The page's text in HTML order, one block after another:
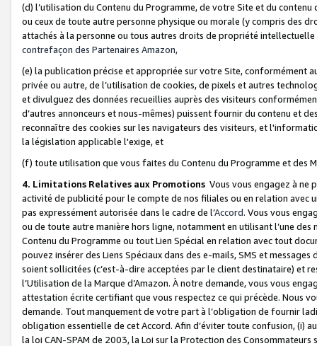
(d) l’utilisation du Contenu du Programme, de votre Site et du
ou ceux de toute autre personne physique ou morale (y compris des
attachés à la personne ou tous autres droits de propriété
contrefaçon des Partenaires Amazon,
(e) la publication précise et appropriée sur votre Site, conformément
privée ou autre, de l’utilisation de cookies, de pixels et autres
et divulguez des données recueillies auprès des visiteurs
d’autres annonceurs et nous-mêmes) puissent fournir du contenu et
reconnaître des cookies sur les navigateurs des visiteurs, et
la législation applicable l'exige, et
(f) toute utilisation que vous faites du Contenu du Programme et des
4. Limitations Relatives aux Promotions Vous vous engagez à ne
activité de publicité pour le compte de nos filiales ou en relation avec
pas expressément autorisée dans le cadre de l’Accord. Vous vous
ou de toute autre manière hors ligne, notamment en utilisant l’une
Contenu du Programme ou tout Lien Spécial en relation avec tout
pouvez insérer des Liens Spéciaux dans des e-mails, SMS et
soient sollicitées (c’est-à-dire acceptées par le client destinataire) et
l’Utilisation de la Marque d’Amazon. À notre demande, vous vous
attestation écrite certifiant que vous respectez ce qui précède. Nous
demande. Tout manquement de votre part à l’obligation de fournir
obligation essentielle de cet Accord. Afin d’éviter toute confusion, (i)
la loi CAN-SPAM de 2003, la Loi sur la Protection des